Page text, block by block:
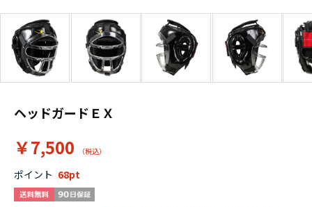
ヘッドガードＥＸ
￥7,500
ポイント 68